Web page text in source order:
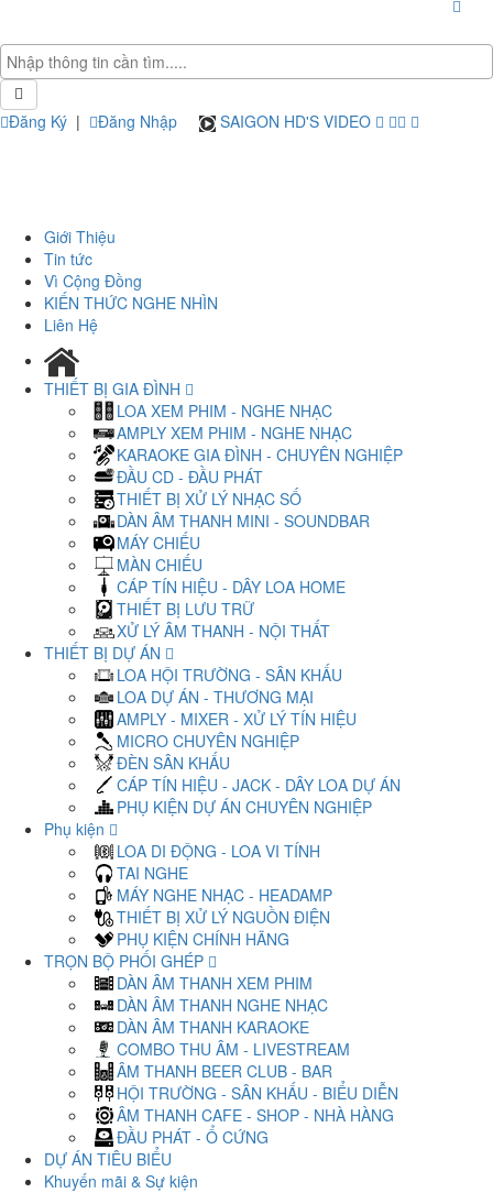
Đăng Ký | Đăng Nhập SAIGON HD'S VIDEO
Giới Thiệu
Tin tức
Vì Cộng Đồng
KIẾN THỨC NGHE NHÌN
Liên Hệ
THIẾT BỊ GIA ĐÌNH
LOA XEM PHIM - NGHE NHẠC
AMPLY XEM PHIM - NGHE NHẠC
KARAOKE GIA ĐÌNH - CHUYÊN NGHIỆP
ĐẦU CD - ĐẦU PHÁT
THIẾT BỊ XỬ LÝ NHẠC SỐ
DÀN ÂM THANH MINI - SOUNDBAR
MÁY CHIẾU
MÀN CHIẾU
CÁP TÍN HIỆU - DÂY LOA HOME
THIẾT BỊ LƯU TRỮ
XỬ LÝ ÂM THANH - NỘI THẤT
THIẾT BỊ DỰ ÁN
LOA HỘI TRƯỜNG - SÂN KHẤU
LOA DỰ ÁN - THƯƠNG MẠI
AMPLY - MIXER - XỬ LÝ TÍN HIỆU
MICRO CHUYÊN NGHIỆP
ĐÈN SÂN KHẤU
CÁP TÍN HIỆU - JACK - DÂY LOA DỰ ÁN
PHỤ KIỆN DỰ ÁN CHUYÊN NGHIỆP
Phụ kiện
LOA DI ĐỘNG - LOA VI TÍNH
TAI NGHE
MÁY NGHE NHẠC - HEADAMP
THIẾT BỊ XỬ LÝ NGUỒN ĐIỆN
PHỤ KIỆN CHÍNH HÃNG
TRỌN BỘ PHỐI GHÉP
DÀN ÂM THANH XEM PHIM
DÀN ÂM THANH NGHE NHẠC
DÀN ÂM THANH KARAOKE
COMBO THU ÂM - LIVESTREAM
ÂM THANH BEER CLUB - BAR
HỘI TRƯỜNG - SÂN KHẤU - BIỂU DIỄN
ÂM THANH CAFE - SHOP - NHÀ HÀNG
ĐẦU PHÁT - Ổ CỨNG
DỰ ÁN TIÊU BIỂU
Khuyến mãi & Sự kiện